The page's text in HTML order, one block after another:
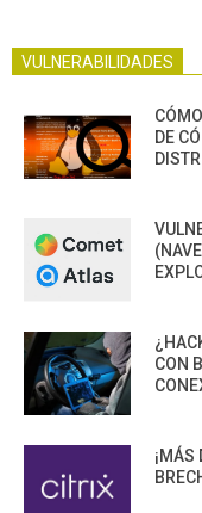
VULNERABILIDADES
DE
CON
¡MÁS